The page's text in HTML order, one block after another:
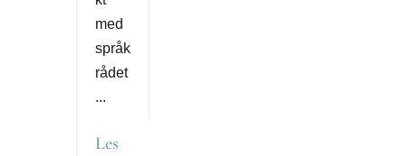
med
språk
rådet
...
Les